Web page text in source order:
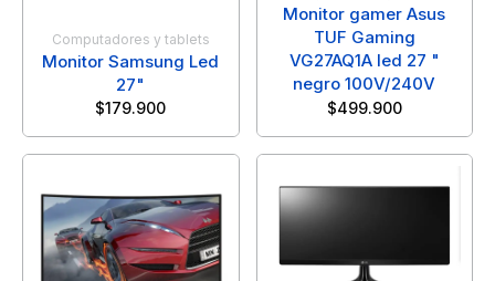
Computadores y tablets
Monitor Samsung Led
27"
$179.900
Monitor gamer Asus
TUF Gaming
VG27AQ1A led 27 "
negro 100V/240V
$499.900